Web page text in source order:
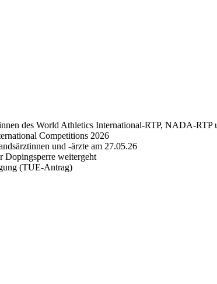
des World Athletics International-RTP, NADA-
Competitions 2026
und -ärzte am 27.05.26
Dopingsperre weitergeht
(TUE-Antrag)